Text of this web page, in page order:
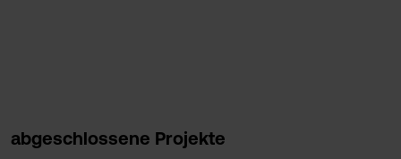
abgeschlossene Projekte